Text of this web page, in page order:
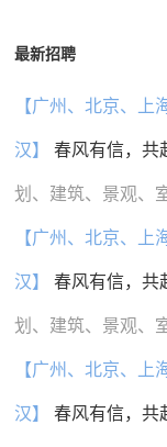
最新招聘
【广州、北京、
汉】 春风有信，共
划、建筑、景观、
【广州、北京、
汉】 春风有信，共
划、建筑、景观、
【广州、北京、
汉】 春风有信，共